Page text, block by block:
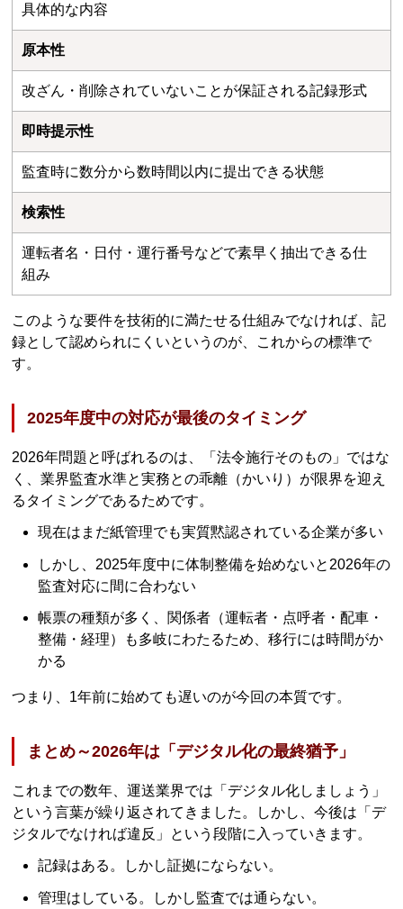
具体的な内容
原本性
改ざん・削除されていないことが保証される記録形式
即時提示性
監査時に数分から数時間以内に提出できる状態
検索性
運転者名・日付・運行番号などで素早く抽出できる仕
組み
このような要件を技術的に満たせる仕組みでなければ、記
録として認められにくいというのが、これからの標準で
す。
2025年度中の対応が最後のタイミング
2026年問題と呼ばれるのは、「法令施行そのもの」ではな
く、業界監査水準と実務との乖離（かいり）が限界を迎え
るタイミングであるためです。
現在はまだ紙管理でも実質黙認されている企業が多い
しかし、2025年度中に体制整備を始めないと2026年の
監査対応に間に合わない
帳票の種類が多く、関係者（運転者・点呼者・配車・
整備・経理）も多岐にわたるため、移行には時間がか
かる
つまり、1年前に始めても遅いのが今回の本質です。
まとめ～2026年は「デジタル化の最終猶予」
これまでの数年、運送業界では「デジタル化しましょう」
という言葉が繰り返されてきました。しかし、今後は「デ
ジタルでなければ違反」という段階に入っていきます。
記録はある。しかし証拠にならない。
管理はしている。しかし監査では通らない。